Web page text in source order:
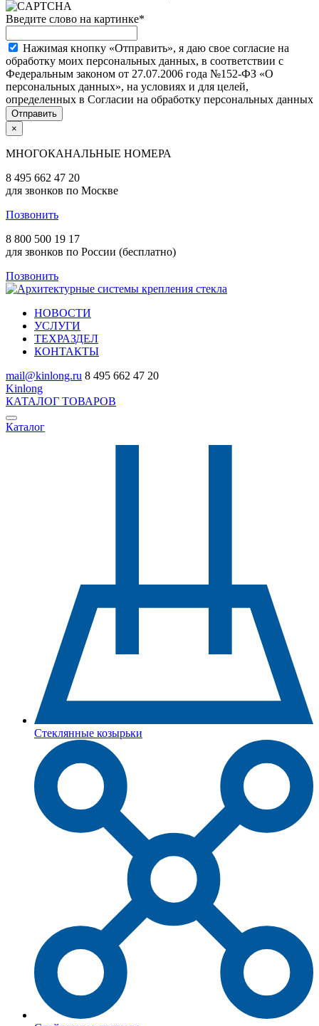
Введите слово на картинке*
Нажимая кнопку «Отправить», я даю свое согласие на
обработку моих персональных данных, в соответствии с
Федеральным законом от 27.07.2006 года №152-ФЗ «О
персональных данных», на условиях и для целей,
определенных в Согласии на обработку персональных данных
×
МНОГОКАНАЛЬНЫЕ НОМЕРА
8 495 662 47 20
для звонков по Москве
Позвонить
8 800 500 19 17
для звонков по России (бесплатно)
Позвонить
НОВОСТИ
УСЛУГИ
ТЕХРАЗДЕЛ
КОНТАКТЫ
mail@kinlong.ru 8 495 662 47 20
Kinlong
КАТАЛОГ ТОВАРОВ
Каталог
Стеклянные козырьки